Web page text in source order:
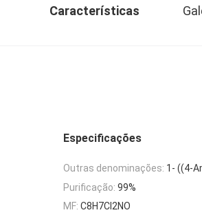
Características
Especificações
Outras denominações: 1- ((4-
Purificação: 99%
MF: C8H7Cl2NO